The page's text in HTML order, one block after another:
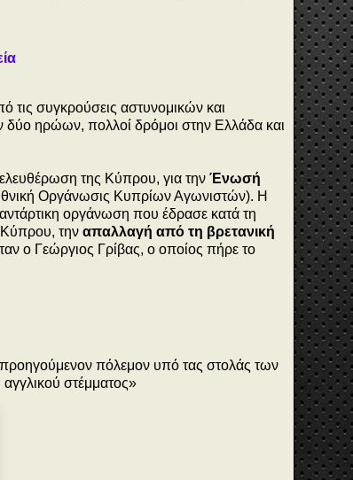
συγκρούσεις αστυνομικών και
δύο ηρώων, πολλοί δρόμοι στην Ελλάδα και
της Κύπρου, για την Ένωσή
Οργάνωσις Κυπρίων Αγωνιστών). Η
οργάνωση που έδρασε κατά τη
Κύπρου, την απαλλαγή από τη βρετανική
ο Γεώργιος Γρίβας, ο οποίος πήρε το
προηγούμενον πόλεμον υπό τας στολάς των
αγγλικού στέμματος»